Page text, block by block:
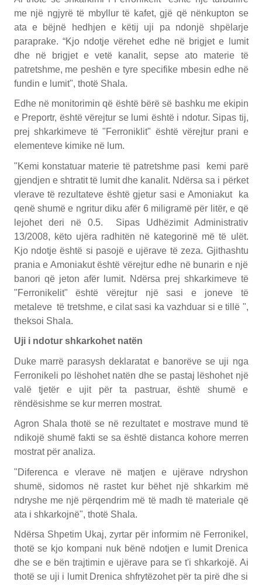
me një ngjyrë të mbyllur të kafet, gjë që nënkupton se
ata e bëjnë hedhjen e këtij uji pa ndonjë shpëlarje
paraprake. “Kjo ndotje vërehet edhe në brigjet e lumit
dhe në brigjet e vetë kanalit, sepse ato materie të
patretshme, me peshën e tyre specifike mbesin edhe në
fundin e lumit", thotë Shala.
Edhe në monitorimin që është bërë së bashku me ekipin
e Preportr, është vërejtur se lumi është i ndotur. Sipas tij,
prej shkarkimeve të "Ferroniklit" është vërejtur prani e
elementeve kimike në lum.
"Kemi konstatuar materie të patretshme pasi kemi parë
gjendjen e shtratit të lumit dhe kanalit. Ndërsa sa i përket
vlerave të rezultateve është gjetur sasi e Amoniakut ka
qenë shumë e ngritur diku afër 6 miligramë për litër, e që
lejohet deri në 0.5. Sipas Udhëzimit Administrativ
13/2008, këto ujëra radhitën në kategorinë më të ulët.
Kjo ndotje është si pasojë e ujërave të zeza. Gjithashtu
prania e Amoniakut është vërejtur edhe në bunarin e një
banori që jeton afër lumit. Ndërsa prej shkarkimeve të
"Ferronikelit" është vërejtur një sasi e joneve të
metaleve të tretshme, e cilat sasi ka vazhduar si e tillë ",
theksoi Shala.
Uji i ndotur shkarkohet natën
Duke marrë parasysh deklaratat e banorëve se uji nga
Ferronikeli po lëshohet natën dhe se pastaj lëshohet një
valë tjetër e ujit për ta pastruar, është shumë e
rëndësishme se kur merren mostrat.
Agron Shala thotë se në rezultatet e mostrave mund të
ndikojë shumë fakti se sa është distanca kohore merren
mostrat për analiza.
"Diferenca e vlerave në matjen e ujërave ndryshon
shumë, sidomos në rastet kur bëhet një shkarkim më
ndryshe me një përqendrim më të madh të materiale që
ata i shkarkojnë", thotë Shala.
Ndërsa Shpetim Ukaj, zyrtar për informim në Ferronikel,
thotë se kjo kompani nuk bënë ndotjen e lumit Drenica
dhe se e bën trajtimin e ujërave para se t'i shkarkojë. Ai
thotë se uji i lumit Drenica shfrytëzohet për ta pirë dhe si